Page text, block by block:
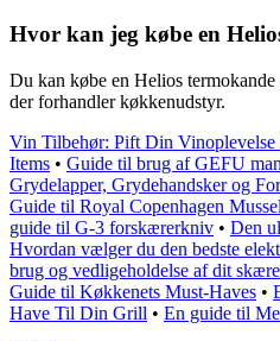
Hvor kan jeg købe en
Du kan købe en Helios
der forhandler køkkenudstyr.
Vin Tilbehør: Pift Din
Items • Guide til brug af GEFU
Grydelapper, Grydehandsker og
Guide til Royal Copenhagen
guide til G-3 forskærerkniv • Den
Hvordan vælger du den bedste
brug og vedligeholdelse af dit
Guide til Køkkenets Must-Haves •
Have Til Din Grill • En guide til